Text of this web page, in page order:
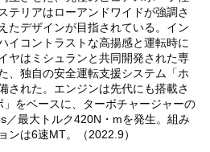
テリアはローアンドワイドが強調さ
たデザインが目指されている。イン
イコントラストな高揚感と運転時に
ヤはミシュランと共同開発された専
、独自の安全運転支援システム「ホ
された。エンジンは先代にも搭載さ
をベースに、ターボチャージャーの
／最大トルク420N・mを発生。組み
ンは6速MT。（2022.9）